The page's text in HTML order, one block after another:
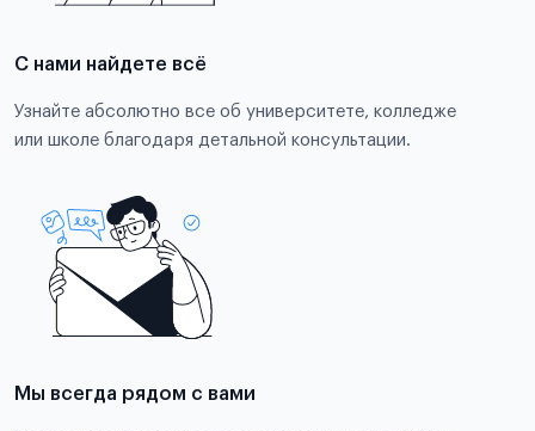
С нами найдете всё
Узнайте абсолютно все об университете, колледже
или школе благодаря детальной консультации.
Мы всегда рядом с вами